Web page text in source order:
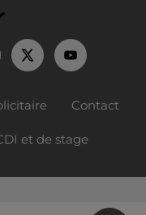
Contact
et de stage